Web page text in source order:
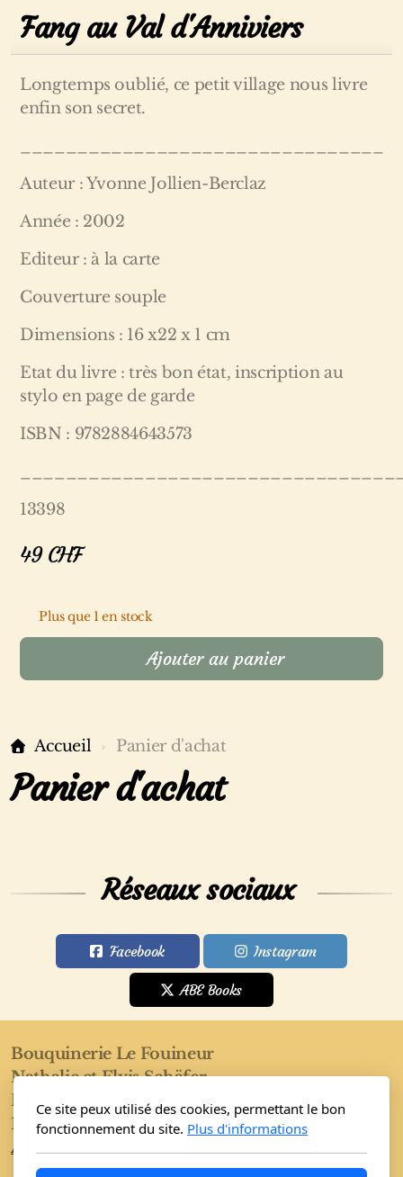
Fang au Val d'Anniviers
Longtemps oublié, ce petit village nous livre
enfin son secret.
Auteur : Yvonne Jollien-Berclaz
Année : 2002
Editeur : à la carte
Couverture souple
Dimensions : 16 x22 x 1 cm
Etat du livre : très bon état, inscription au
stylo en page de garde
ISBN : 9782884643573
13398
49CHF
Plus que 1 en stock
Ajouter au panier
Accueil Panier d'achat
Panier d'achat
Réseaux sociaux
Facebook Instagram
ABE Books
Bouquinerie Le Fouineur
Nathalie et Elvis Schäfer
Rue de l'Eglise 40
1955 Saint-Pierre-de-Clages
Accueil
Ce site peux utilisé des cookies, permettant le bon
fonctionnement du site. Plus d'informations